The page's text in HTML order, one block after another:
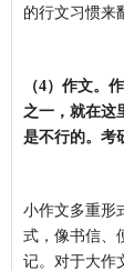
的行文习惯来
（4）作文。
之一，就在这
是不行的。考
小作文多重形
式，像书信、
记。对于大作